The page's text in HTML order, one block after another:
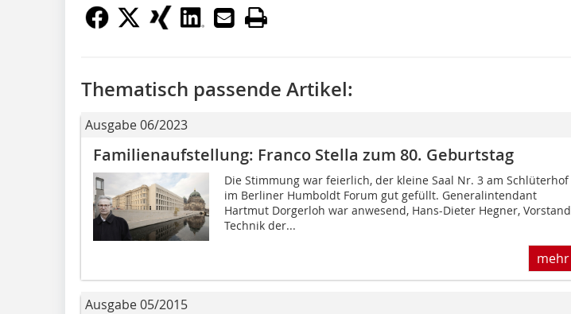
Thematisch passende Artikel:
Ausgabe 06/2023
Familienaufstellung: Franco Stella zum 80. Geburtstag
Die Stimmung war feierlich, der kleine Saal Nr. 3 am Schlüterhof
im Berliner Humboldt Forum gut gefüllt. Generalintendant
Hartmut Dorgerloh war anwesend, Hans-Dieter Hegner, Vorstand
Technik der...
mehr
Ausgabe 05/2015